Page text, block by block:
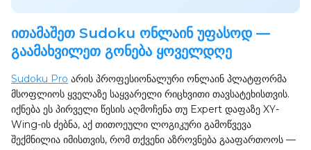
ითამაშეთ Sudoku ონლაინ უფასოდ —
გაამახვილეთ გონება ყოველდღე
Sudoku Pro არის პროფესიონალური ონლაინ პლატფორმა
მსოფლიოს ყველაზე საყვარელი რიცხვითი თავსატეხისთვის.
იქნება ეს პირველი წესის აღმოჩენა თუ Expert დაფაზე XY-
Wing-ის ძებნა, აქ თითოეული ლოგიკური გამოწვევა
შექმნილია იმისთვის, რომ თქვენი აზროვნება გააფართოოს —